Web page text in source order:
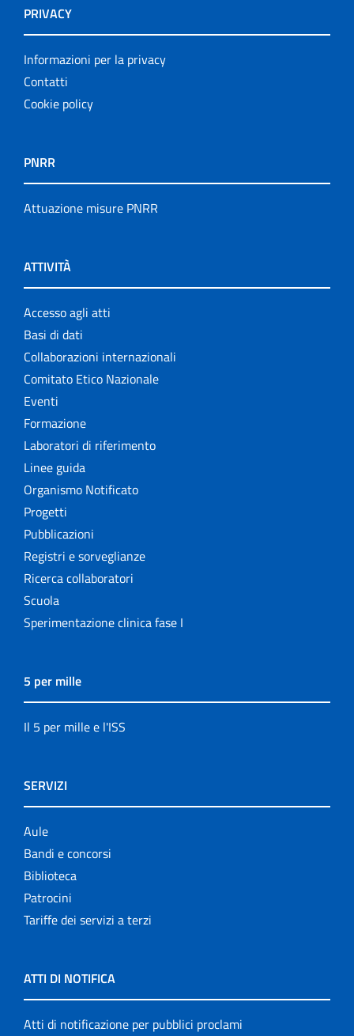
PRIVACY
Informazioni per la privacy
Contatti
Cookie policy
PNRR
Attuazione misure PNRR
ATTIVITÀ
Accesso agli atti
Basi di dati
Collaborazioni internazionali
Comitato Etico Nazionale
Eventi
Formazione
Laboratori di riferimento
Linee guida
Organismo Notificato
Progetti
Pubblicazioni
Registri e sorveglianze
Ricerca collaboratori
Scuola
Sperimentazione clinica fase I
5 per mille
Il 5 per mille e l'ISS
SERVIZI
Aule
Bandi e concorsi
Biblioteca
Patrocini
Tariffe dei servizi a terzi
ATTI DI NOTIFICA
Atti di notificazione per pubblici proclami